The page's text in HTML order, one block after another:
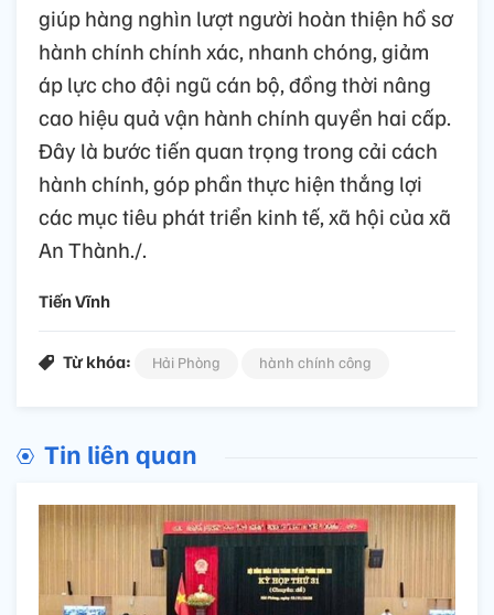
giúp hàng nghìn lượt người hoàn thiện hồ sơ
hành chính chính xác, nhanh chóng, giảm
áp lực cho đội ngũ cán bộ, đồng thời nâng
cao hiệu quả vận hành chính quyền hai cấp.
Đây là bước tiến quan trọng trong cải cách
hành chính, góp phần thực hiện thắng lợi
các mục tiêu phát triển kinh tế, xã hội của xã
An Thành./.
Tiến Vĩnh
Từ khóa: Hải Phòng hành chính công
Tin liên quan